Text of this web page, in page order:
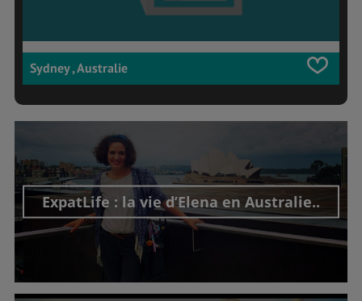
Sydney , Australie
ExpatLife : la vie d’Elena en Australie..